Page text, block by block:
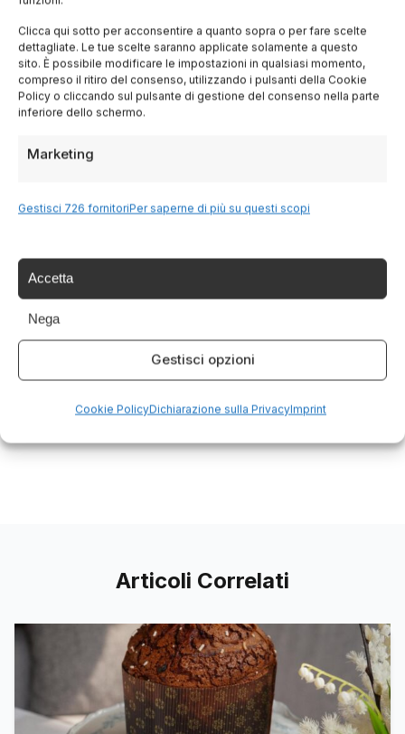
Clicca qui sotto per acconsentire a quanto sopra o per fare scelte
dettagliate. Le tue scelte saranno applicate solamente a questo
sito. È possibile modificare le impostazioni in qualsiasi momento,
compreso il ritiro del consenso, utilizzando i pulsanti della Cookie
Policy o cliccando sul pulsante di gestione del consenso nella parte
inferiore dello schermo.
Marketing
Gestisci 726 fornitoriPer saperne di più su questi scopi
Accetta
Nega
Gestisci opzioni
Cookie PolicyDichiarazione sulla PrivacyImprint
Italia Delight è il tuo portale per scoprire le
meraviglie dell'Italia: cultura, tradizioni,
cucina e tour indimenticabili.
✉
Iscriviti alla newsletter e ricevi consigli di viaggio,
Iscriviti
Articoli Correlati